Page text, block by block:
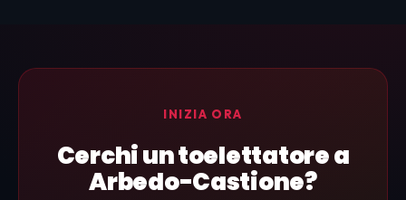
INIZIA ORA
Cerchi un toelettatore a
Arbedo-Castione?